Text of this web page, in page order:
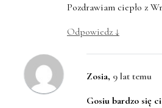
Pozdrawiam ciepło z
Odpowiedz ↓
Zosia, 9 lat temu
Gosiu bardzo się